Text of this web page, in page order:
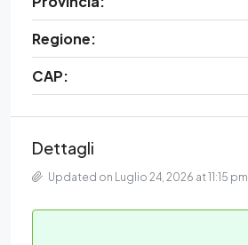
Regione:
CAP:
Dettagli
Updated on Luglio 24, 2026 at 11:15 pm